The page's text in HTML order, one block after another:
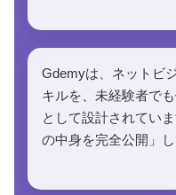
Gdemyは、ネットビ
キルを、未経験者で
として設計されてい
の中身を完全公開」